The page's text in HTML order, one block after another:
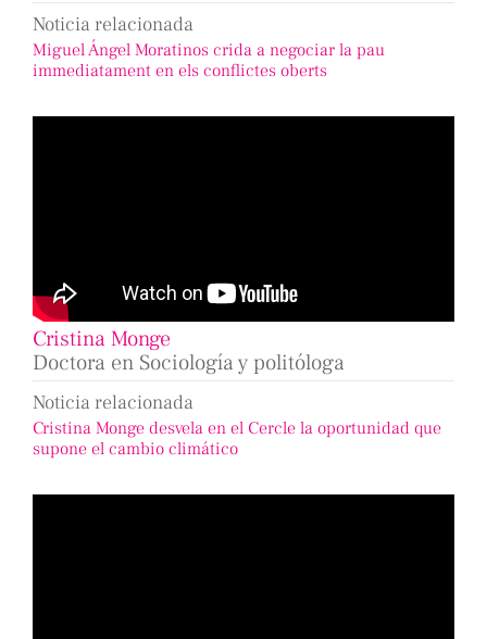
Noticia relacionada
Miguel Ángel Moratinos crida a negociar la pau
immediatament en els conflictes oberts
Cristina Monge
Doctora en Sociología y politóloga
Noticia relacionada
Cristina Monge desvela en el Cercle la oportunidad que
supone el cambio climático